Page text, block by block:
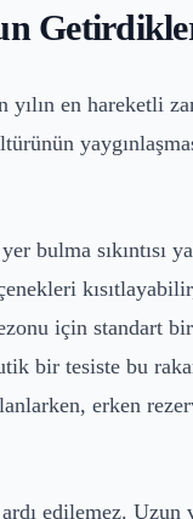
yılın en hareketli
sıkıntısı
için standart bir
bir tesiste bu
erken
edilemez.